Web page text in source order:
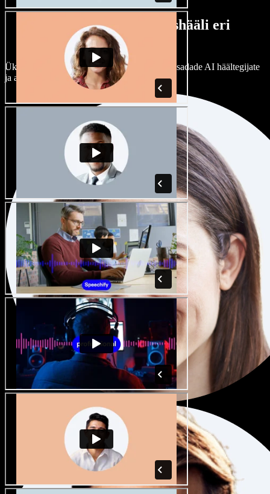
Lai valik mees- ja naishääli eri
aktsentidega
Ükski projekt ei pea kõlama ühtemoodi. Vali sadade AI häältegijate
ja aktsentide hulgast ning kohanda neid.